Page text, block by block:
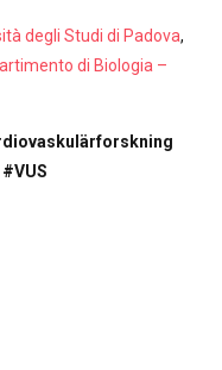
degli Studi di Padova,
di Biologia –
#VUS